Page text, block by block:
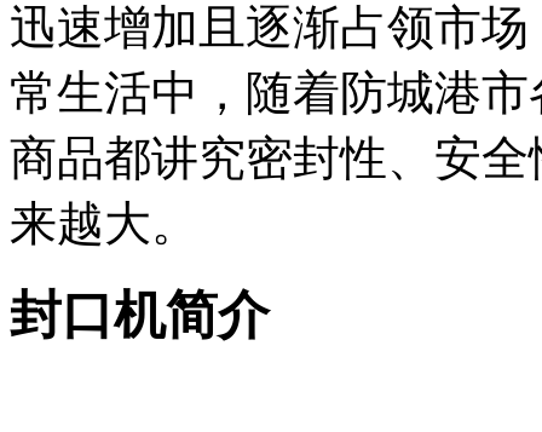
迅速增加且逐渐占领市
常生活中，随着防城港
商品都讲究密封性、安
来越大。
封口机简介